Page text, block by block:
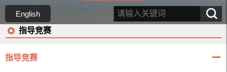
English
指导竞赛
指导竞赛